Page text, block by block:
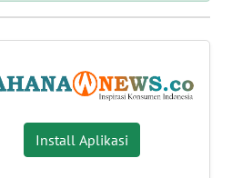
Install Aplikasi